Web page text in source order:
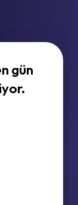
gün